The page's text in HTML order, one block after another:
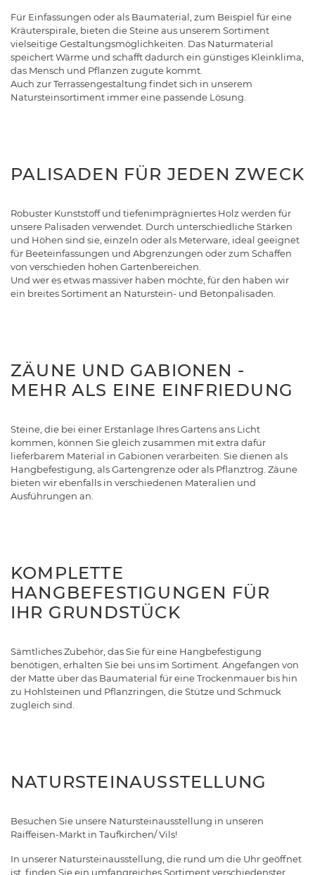
Für Einfassungen oder als Baumaterial, zum Beispiel für eine
Kräuterspirale, bieten die Steine aus unserem Sortiment
vielseitige Gestaltungsmöglichkeiten. Das Naturmaterial
speichert Wärme und schafft dadurch ein günstiges Kleinklima,
das Mensch und Pflanzen zugute kommt.
Auch zur Terrassengestaltung findet sich in unserem
Natursteinsortiment immer eine passende Lösung.
PALISADEN FÜR JEDEN ZWECK
Robuster Kunststoff und tiefenimprägniertes Holz werden für
unsere Palisaden verwendet. Durch unterschiedliche Stärken
und Höhen sind sie, einzeln oder als Meterware, ideal geeignet
für Beeteinfassungen und Abgrenzungen oder zum Schaffen
von verschieden hohen Gartenbereichen.
Und wer es etwas massiver haben möchte, für den haben wir
ein breites Sortiment an Naturstein- und Betonpalisaden.
ZÄUNE UND GABIONEN -
MEHR ALS EINE EINFRIEDUNG
Steine, die bei einer Erstanlage Ihres Gartens ans Licht
kommen, können Sie gleich zusammen mit extra dafür
lieferbarem Material in Gabionen verarbeiten. Sie dienen als
Hangbefestigung, als Gartengrenze oder als Pflanztrog. Zäune
bieten wir ebenfalls in verschiedenen Materalien und
Ausführungen an.
KOMPLETTE
HANGBEFESTIGUNGEN FÜR
IHR GRUNDSTÜCK
Sämtliches Zubehör, das Sie für eine Hangbefestigung
benötigen, erhalten Sie bei uns im Sortiment. Angefangen von
der Matte über das Baumaterial für eine Trockenmauer bis hin
zu Hohlsteinen und Pflanzringen, die Stütze und Schmuck
zugleich sind.
NATURSTEINAUSSTELLUNG
Besuchen Sie unsere Natursteinausstellung in unseren
Raiffeisen-Markt in Taufkirchen/ Vils!
In unserer Natursteinausstellung, die rund um die Uhr geöffnet
ist, finden Sie ein umfangreiches Sortiment verschiedenster